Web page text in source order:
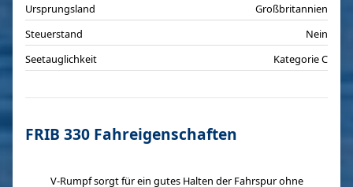
Ursprungsland
Großbritannien
Steuerstand
Nein
Seetauglichkeit
Kategorie C
FRIB 330 Fahreigenschaften
V-Rumpf sorgt für ein gutes Halten der Fahrspur ohne